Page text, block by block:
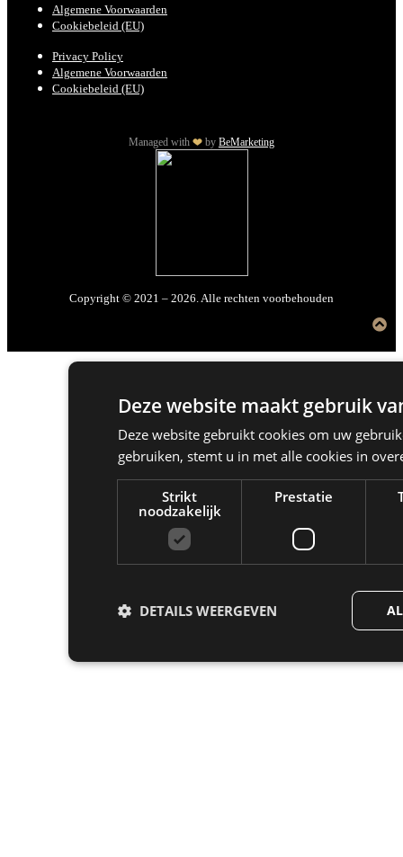
Algemene Voorwaarden
Cookiebeleid (EU)
Privacy Policy
Algemene Voorwaarden
Cookiebeleid (EU)
Managed with by BeMarketing
Copyright © 2021 – 2026. Alle rechten voorbehouden
Deze website maakt gebruik
Deze website gebruikt cookies om uw
gebruiken, stemt u in met alle cookies in
Strikt
noodzakelijk
Prestatie
DETAILS WEERGEVEN